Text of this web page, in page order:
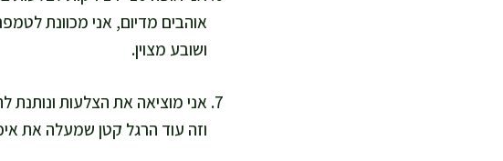
ושובע מצוין.
וזה עוד הרגל קטן שמעלה את